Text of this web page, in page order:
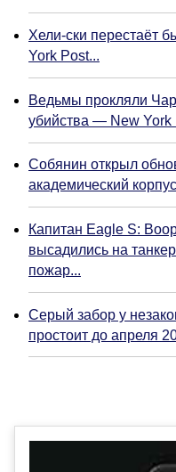
Хели-ски перестаёт
York Post...
Ведьмы прокляли
убийства — New York
Собянин открыл
академический
Капитан Eagle S:
высадились на
пожар...
Серый забор у
простоит до апреля